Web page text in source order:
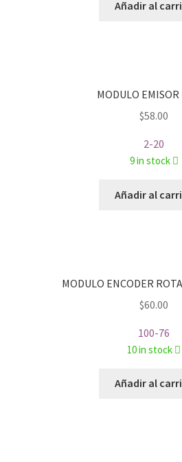
Añadir al
MODULO EMISOR
$58.00
2-20
9 in stock
Añadir al
MODULO ENCODER
$60.00
100-76
10 in stock
Añadir al